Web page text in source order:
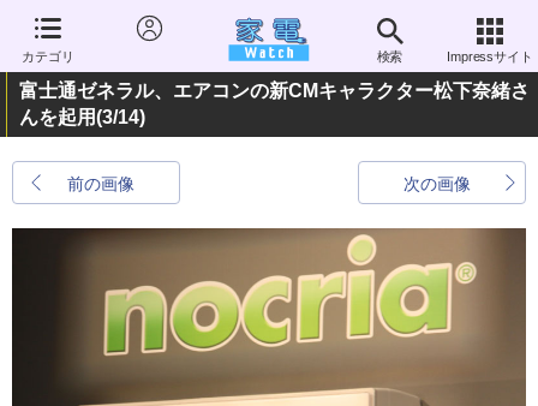
カテゴリ 検索 Impressサイト
富士通ゼネラル、エアコンの新CMキャラクター松下奈緒さ
んを起用(3/14)
前の画像 次の画像